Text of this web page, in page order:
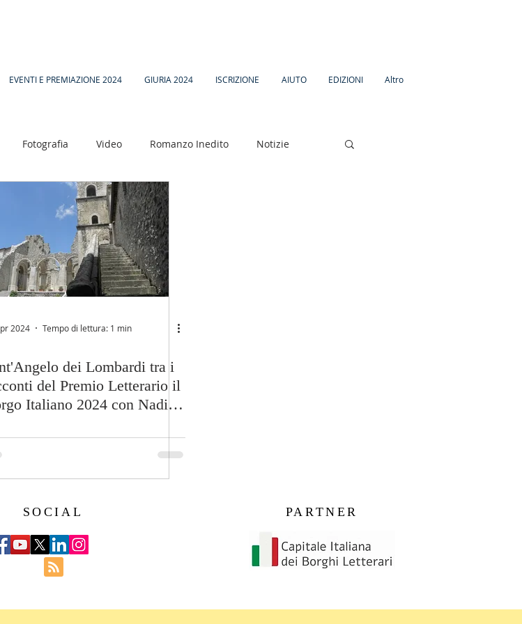
EVENTI E PREMIAZIONE 2024 GIURIA 2024 ISCRIZIONE AIUTO EDIZIONI Altro
Fotografia Video Romanzo Inedito Notizie
2024 Tempo di lettura: 1 min
dei Lombardi tra i
del Premio Letterario il
Italiano 2024 con Nadia
SOCIAL PARTNER